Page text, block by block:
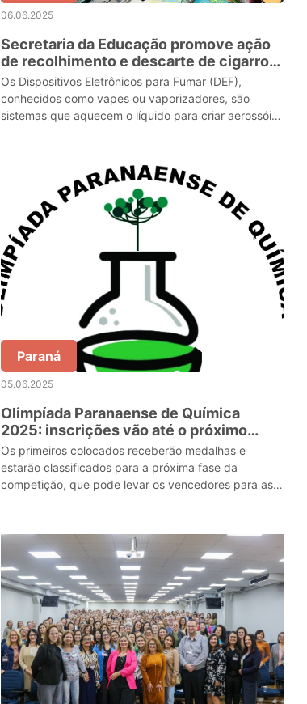
06.06.2025
Secretaria da Educação promove ação
de recolhimento e descarte de cigarros
eletrônicos
Os Dispositivos Eletrônicos para Fumar (DEF),
conhecidos como vapes ou vaporizadores, são
sistemas que aquecem o líquido para criar aerossóis
Paraná
05.06.2025
Olimpíada Paranaense de Química
2025: inscrições vão até o próximo
sábado (07)
Os primeiros colocados receberão medalhas e
estarão classificados para a próxima fase da
competição, que pode levar os vencedores para as